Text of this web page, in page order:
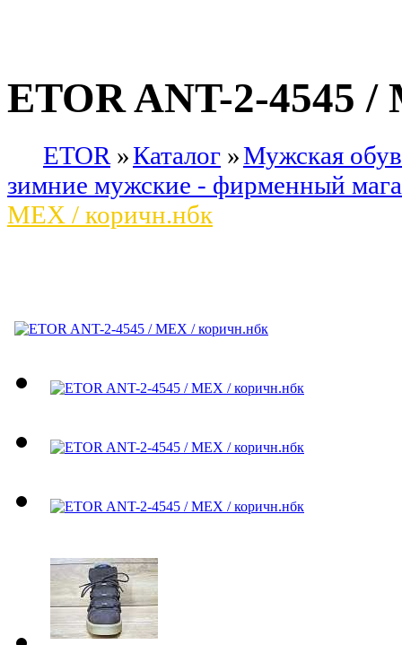
ETOR ANT-2-4545
ETOR Каталог
Мужская
зимние мужские - фирменный
МЕХ / коричн.нбк